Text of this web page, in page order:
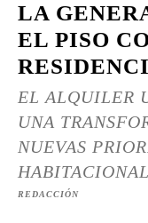
LA
EL PISO
EL ALQUILER
UNA
NUEVAS
REDACCIÓN